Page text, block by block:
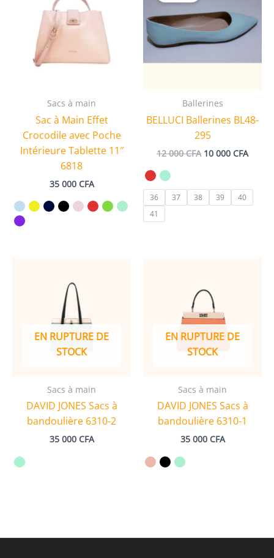
Sacs à main
Sac à Main Effet
Crocodile avec Poche
Intérieure Tablette 11″
6818
35 000 CFA
Ballerines
BELLUCI Ballerines BL48-
295
12 000CFA Le
000 CFA.
10 000 CFALe
000
36 37 38 39
40
41
EN RUPTURE DE
STOCK
Sacs à main
DAVID JONES Sacs à
bandoulière 6310-2
35 000 CFA
EN RUPTURE DE
STOCK
Sacs à main
DAVID JONES Sacs à
bandoulière 6310-1
35 000 CFA